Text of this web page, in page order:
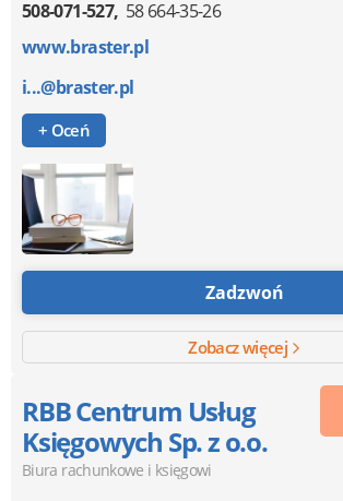
508-071-527 58 664-35-26
www.braster.pl
i...@braster.pl
+ Oceń
Zadzwoń
Zobacz więcej
RBB Centrum Usług
Księgowych Sp. z o.o.
Biura rachunkowe i księgowi